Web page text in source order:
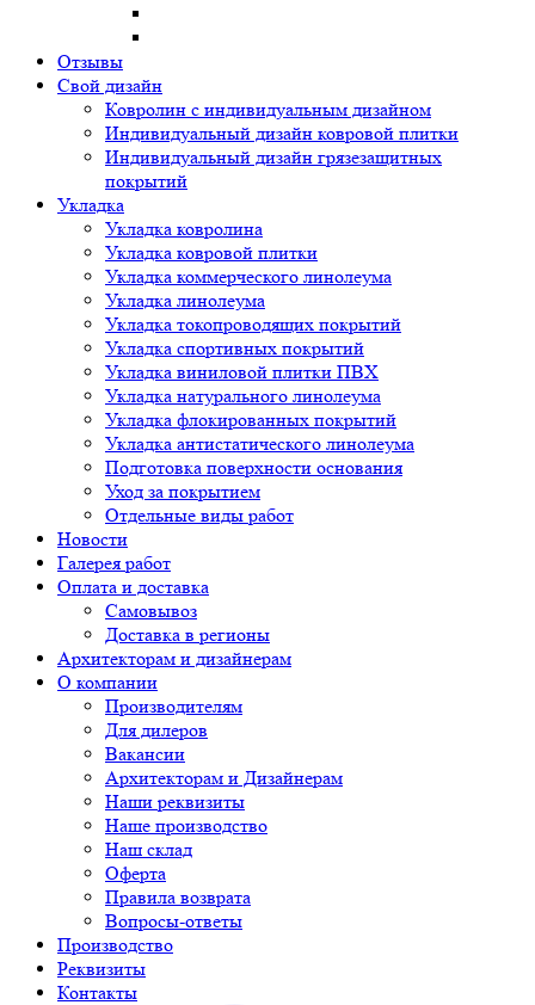
Отзывы
Свой дизайн
Ковролин с индивидуальным дизайном
Индивидуальный дизайн ковровой плитки
Индивидуальный дизайн грязезащитных
покрытий
Укладка
Укладка ковролина
Укладка ковровой плитки
Укладка коммерческого линолеума
Укладка линолеума
Укладка токопроводящих покрытий
Укладка спортивных покрытий
Укладка виниловой плитки ПВХ
Укладка натурального линолеума
Укладка флокированных покрытий
Укладка антистатического линолеума
Подготовка поверхности основания
Уход за покрытием
Отдельные виды работ
Новости
Галерея работ
Оплата и доставка
Самовывоз
Доставка в регионы
Архитекторам и дизайнерам
О компании
Производителям
Для дилеров
Вакансии
Архитекторам и Дизайнерам
Наши реквизиты
Наше производство
Наш склад
Оферта
Правила возврата
Вопросы-ответы
Производство
Реквизиты
Контакты